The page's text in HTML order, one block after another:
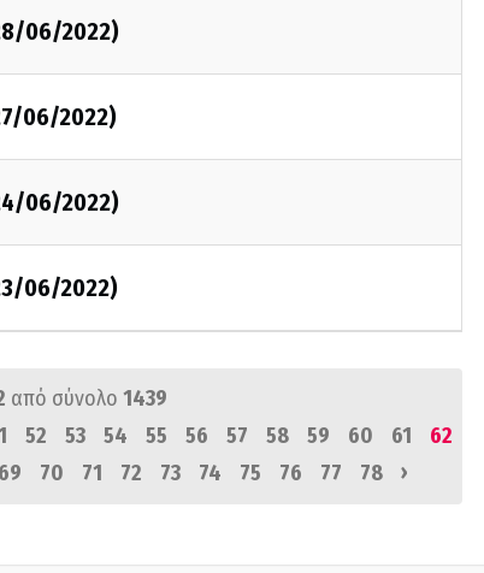
06/2022)
06/2022)
06/2022)
06/2022)
από σύνολο 1439
52 53 54 55 56 57 58 59 60 61
62
69 70 71 72 73 74 75 76 77 78 ›